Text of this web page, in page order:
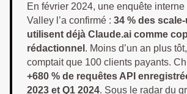
En février 2024, une enquête
Valley l’a confirmé : 34 % des
utilisent déjà Claude.ai comme
rédactionnel . Moins d’un an plus
comptait que 100 clients payants.
+680 % de requêtes API
2023 et Q1 2024. Sous le radar du